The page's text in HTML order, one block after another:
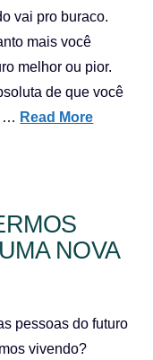
vai pro buraco.
mais você
melhor ou pior.
de que você
… Read More
NOVA
pessoas do futuro
vivendo?